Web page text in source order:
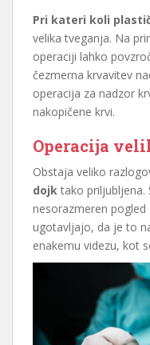
Pri kateri koli
velika tveganja. Na
operaciji lahko
čezmerna krvavitev
operacija za nadzor
nakopičene krvi.
Operacija
Obstaja veliko
dojk tako priljubljena.
nesorazmeren
ugotavljajo, da je to
enakemu videzu, kot